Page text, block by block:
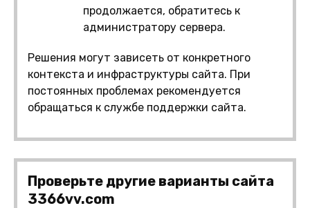
продолжается, обратитесь к
администратору сервера.
Решения могут зависеть от конкретного
контекста и инфраструктуры сайта. При
постоянных проблемах рекомендуется
обращаться к службе поддержки сайта.
Проверьте другие варианты сайта
3366vv.com